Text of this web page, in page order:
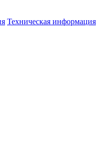
Техническая информация